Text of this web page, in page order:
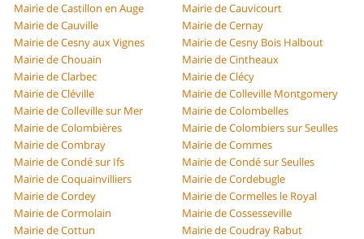
Mairie de Castillon en Auge
Mairie de Cauvicourt
Mairie de Cauville
Mairie de Cernay
Mairie de Cesny aux Vignes
Mairie de Cesny Bois Halbout
Mairie de Chouain
Mairie de Cintheaux
Mairie de Clarbec
Mairie de Clécy
Mairie de Cléville
Mairie de Colleville Montgomery
Mairie de Colleville sur Mer
Mairie de Colombelles
Mairie de Colombières
Mairie de Colombiers sur Seulles
Mairie de Combray
Mairie de Commes
Mairie de Condé sur Ifs
Mairie de Condé sur Seulles
Mairie de Coquainvilliers
Mairie de Cordebugle
Mairie de Cordey
Mairie de Cormelles le Royal
Mairie de Cormolain
Mairie de Cossesseville
Mairie de Cottun
Mairie de Coudray Rabut